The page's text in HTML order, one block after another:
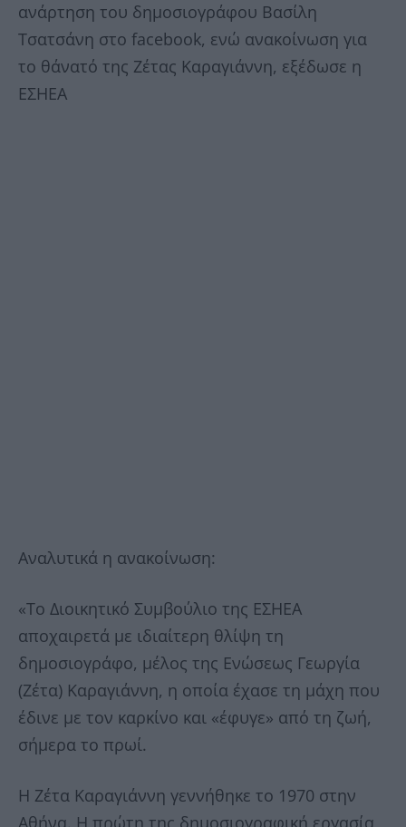
ανάρτηση του δημοσιογράφου Βασίλη
Τσατσάνη στο facebook, ενώ ανακοίνωση για
το θάνατό της Ζέτας Καραγιάννη, εξέδωσε η
ΕΣΗΕΑ
Αναλυτικά η ανακοίνωση:
«Το Διοικητικό Συμβούλιο της ΕΣΗΕΑ
αποχαιρετά με ιδιαίτερη θλίψη τη
δημοσιογράφο, μέλος της Ενώσεως Γεωργία
(Ζέτα) Καραγιάννη, η οποία έχασε τη μάχη που
έδινε με τον καρκίνο και «έφυγε» από τη ζωή,
σήμερα το πρωί.
Η Ζέτα Καραγιάννη γεννήθηκε το 1970 στην